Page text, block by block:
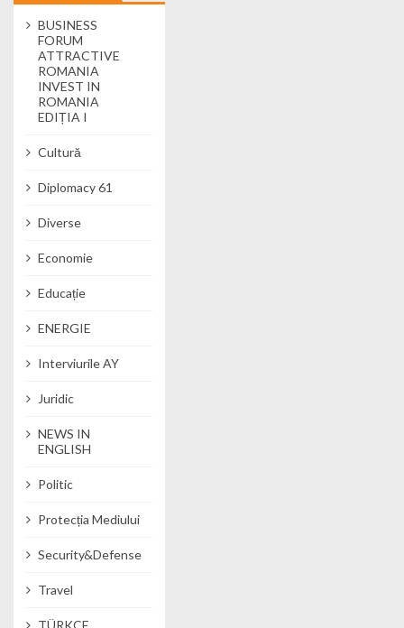
BUSINESS
FORUM
ATTRACTIVE
ROMANIA
INVEST IN
ROMANIA
EDIȚIA I
Cultură
Diplomacy 61
Diverse
Economie
Educație
ENERGIE
Interviurile AY
Juridic
NEWS IN
ENGLISH
Politic
Protecția Mediului
Security&Defense
Travel